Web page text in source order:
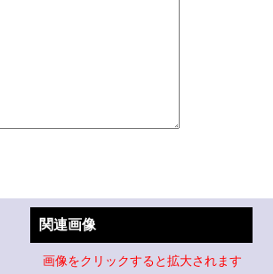
関連画像
画像をクリックすると拡大されます